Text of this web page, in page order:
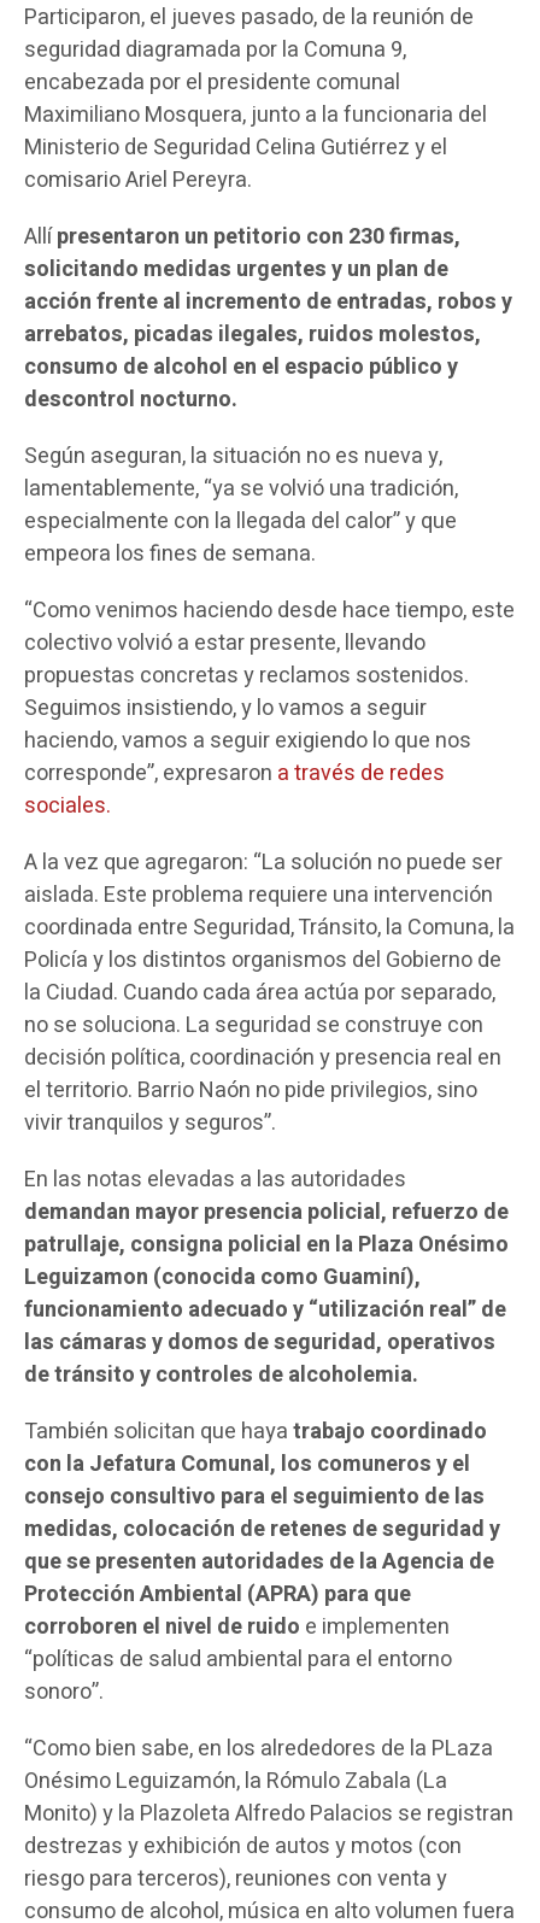
Participaron, el jueves pasado, de la reunión de
seguridad diagramada por la Comuna 9,
encabezada por el presidente comunal
Maximiliano Mosquera, junto a la funcionaria del
Ministerio de Seguridad Celina Gutiérrez y el
comisario Ariel Pereyra.
Allípresentaron un petitorio con 230 firmas,
solicitando medidas urgentes y un plan de
acción frente al incremento de entradas, robos y
arrebatos, picadas ilegales, ruidos molestos,
consumo de alcohol en el espacio público y
descontrol nocturno.
Según aseguran, la situación no es nueva y,
lamentablemente, “ya se volvió una tradición,
especialmente con la llegada del calor” y que
empeora los fines de semana.
“Como venimos haciendo desde hace tiempo, este
colectivo volvió a estar presente, llevando
propuestas concretas y reclamos sostenidos.
Seguimos insistiendo, y lo vamos a seguir
haciendo, vamos a seguir exigiendo lo que nos
corresponde”, expresaron a través de redes
sociales.
A la vez que agregaron: “La solución no puede ser
aislada. Este problema requiere una intervención
coordinada entre Seguridad, Tránsito, la Comuna, la
Policía y los distintos organismos del Gobierno de
la Ciudad. Cuando cada área actúa por separado,
no se soluciona. La seguridad se construye con
decisión política, coordinación y presencia real en
el territorio. Barrio Naón no pide privilegios, sino
vivir tranquilos y seguros”.
En las notas elevadas a las autoridades
demandan mayor presencia policial, refuerzo de
patrullaje, consigna policial en la Plaza Onésimo
Leguizamon (conocida como Guaminí),
funcionamiento adecuado y “utilización real” de
las cámaras y domos de seguridad, operativos
de tránsito y controles de alcoholemia.
También solicitan que hayatrabajo coordinado
con la Jefatura Comunal, los comuneros y el
consejo consultivo para el seguimiento de las
medidas, colocación de retenes de seguridad y
que se presenten autoridades de la Agencia de
Protección Ambiental (APRA) para que
corroboren el nivel de ruido e implementen
“políticas de salud ambiental para el entorno
sonoro”.
“Como bien sabe, en los alrededores de la PLaza
Onésimo Leguizamón, la Rómulo Zabala (La
Monito) y la Plazoleta Alfredo Palacios se registran
destrezas y exhibición de autos y motos (con
riesgo para terceros), reuniones con venta y
consumo de alcohol, música en alto volumen fuera